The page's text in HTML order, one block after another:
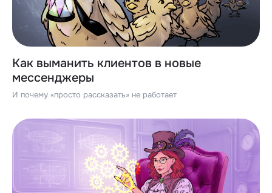
Как выманить клиентов в новые
мессенджеры
И почему «просто рассказать» не работает